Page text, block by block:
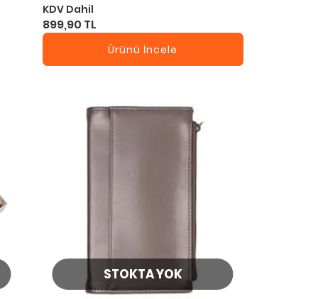
KDV Dahil
899,90 TL
Ürünü İncele
STOKTA YOK